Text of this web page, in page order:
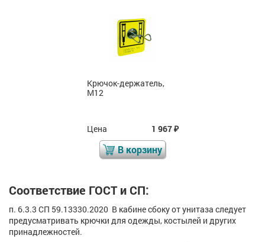
Крючок-держатель,
М12
Цена 1 967₽
В корзину
Соответствие ГОСТ и СП:
п. 6.3.3 СП 59.13330.2020 В кабине сбоку от унитаза следует
предусматривать крючки для одежды, костылей и других
принадлежностей.